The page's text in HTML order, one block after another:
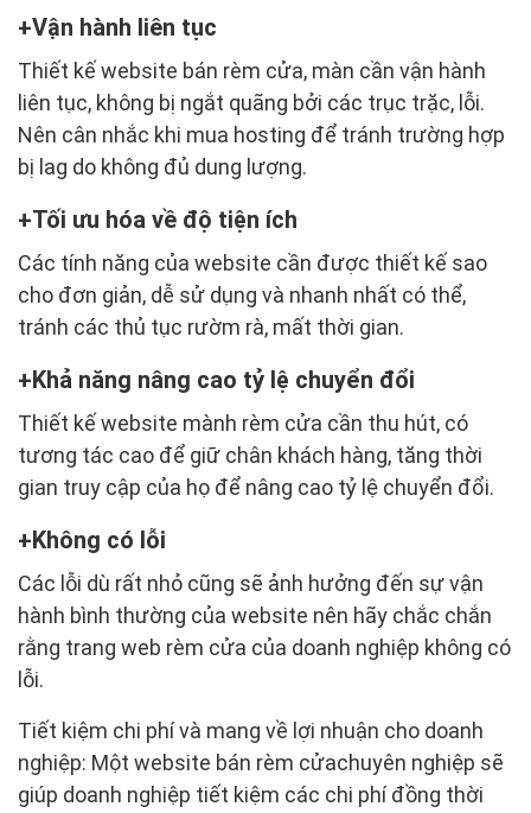
Vận hành liên tục
Thiết kế website bán rèm cửa, màn cần vận hành
liên tục, không bị ngắt quãng bởi các trục trặc, lỗi.
Nên cân nhắc khi mua hosting để tránh trường hợp
bị lag do không đủ dung lượng.
Tối ưu hóa về độ tiện ích
Các tính năng của website cần được thiết kế sao
cho đơn giản, dễ sử dụng và nhanh nhất có thể,
tránh các thủ tục rườm rà, mất thời gian.
Khả năng nâng cao tỷ lệ chuyển đổi
Thiết kế website mành rèm cửa cần thu hút, có
tương tác cao để giữ chân khách hàng, tăng thời
gian truy cập của họ để nâng cao tỷ lệ chuyển đổi.
Không có lỗi
Các lỗi dù rất nhỏ cũng sẽ ảnh hưởng đến sự vận
hành bình thường của website nên hãy chắc chắn
rằng trang web rèm cửa của doanh nghiệp không có
lỗi.
Tiết kiệm chi phí và mang về lợi nhuận cho doanh
nghiệp: Một website bán rèm cửachuyên nghiệp sẽ
giúp doanh nghiệp tiết kiệm các chi phí đồng thời